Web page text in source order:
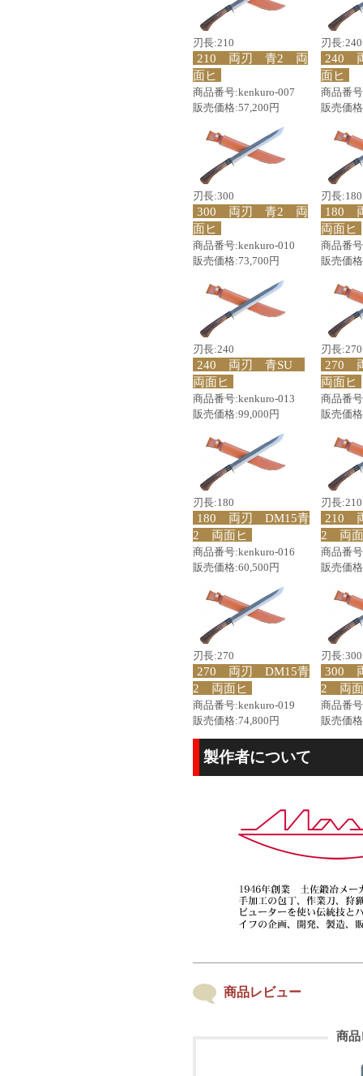
刃長:210
210 両刃 青2 両
面ヒ
商品番号:kenkuro-007
販売価格:57,200円
刃長:240
240
面ヒ
商品番
販売価
刃長:300
300 両刃 青2 両
面ヒ
商品番号:kenkuro-010
販売価格:73,700円
刃長:180
180
両面ヒ
商品番
販売価
刃長:240
240 両刃 青SU
両面ヒ
商品番号:kenkuro-013
販売価格:99,000円
刃長:270
270
両面ヒ
商品番
販売価
刃長:180
180 両刃 DM15青
2 両面ヒ
商品番号:kenkuro-016
販売価格:60,500円
刃長:210
210
2 両
商品番
販売価
刃長:270
270 両刃 DM15青
2 両面ヒ
商品番号:kenkuro-019
販売価格:74,800円
刃長:300
300
2 両
商品番
販売価
製作者について
商品レビュー
商品